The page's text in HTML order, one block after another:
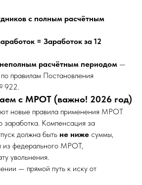
с полным расчётным
= Заработок за 12
расчётным периодом —
правилам Постановления
922.
с МРОТ (важно! 2026 год)
новые правила применения МРОТ
заработка. Компенсация за
должна быть не ниже суммы,
из федерального МРОТ,
увольнения.
— прямой путь к иску от